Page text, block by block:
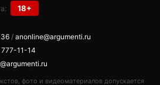
18+
/ anonline@argumenti.ru
11-14
фото и видеоматериалов допускается